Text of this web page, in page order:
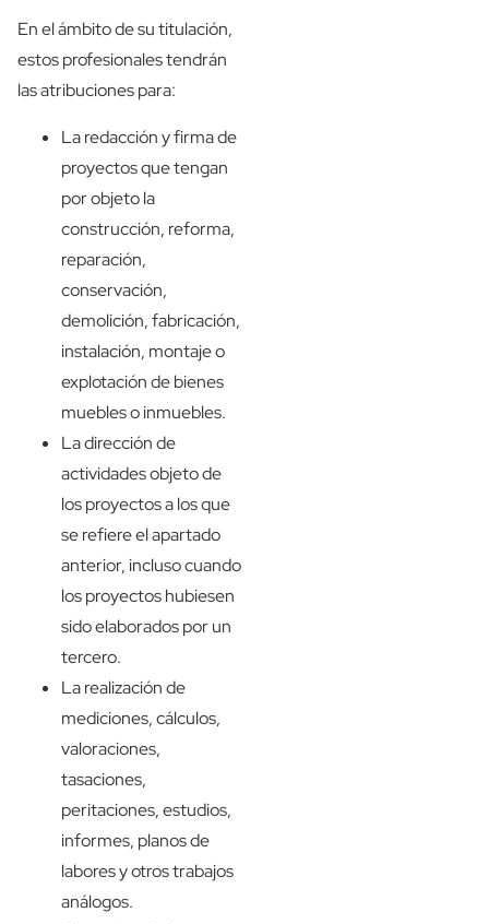
En el ámbito de su titulación,
estos profesionales tendrán
las atribuciones para:
La redacción y firma de
proyectos que tengan
por objeto la
construcción, reforma,
reparación,
conservación,
demolición, fabricación,
instalación, montaje o
explotación de bienes
muebles o inmuebles.
La dirección de
actividades objeto de
los proyectos a los que
se refiere el apartado
anterior, incluso cuando
los proyectos hubiesen
sido elaborados por un
tercero.
La realización de
mediciones, cálculos,
valoraciones,
tasaciones,
peritaciones, estudios,
informes, planos de
labores y otros trabajos
análogos.